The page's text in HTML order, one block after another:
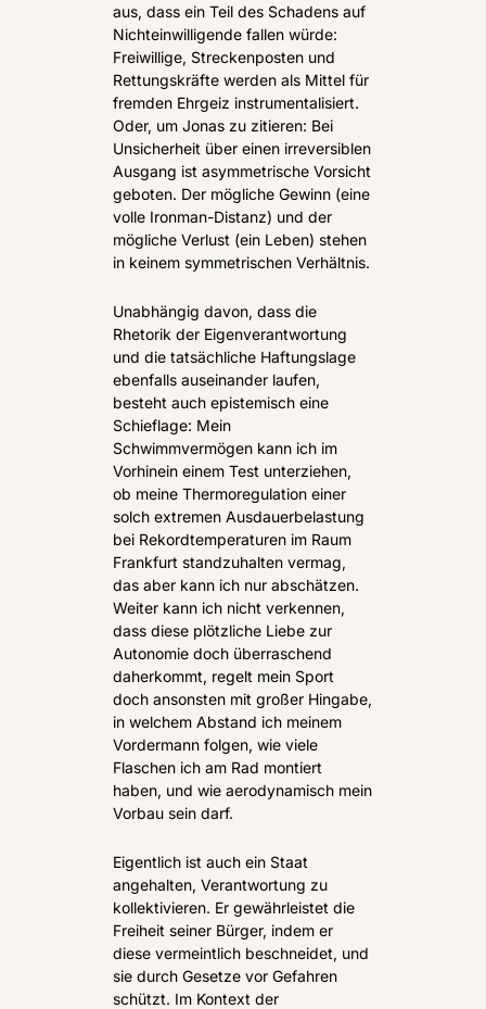
aus, dass ein Teil des Schadens auf
Nichteinwilligende fallen würde:
Freiwillige, Streckenposten und
Rettungskräfte werden als Mittel für
fremden Ehrgeiz instrumentalisiert.
Oder, um Jonas zu zitieren: Bei
Unsicherheit über einen irreversiblen
Ausgang ist asymmetrische Vorsicht
geboten. Der mögliche Gewinn (eine
volle Ironman-Distanz) und der
mögliche Verlust (ein Leben) stehen
in keinem symmetrischen Verhältnis.
Unabhängig davon, dass die
Rhetorik der Eigenverantwortung
und die tatsächliche Haftungslage
ebenfalls auseinander laufen,
besteht auch epistemisch eine
Schieflage: Mein
Schwimmvermögen kann ich im
Vorhinein einem Test unterziehen,
ob meine Thermoregulation einer
solch extremen Ausdauerbelastung
bei Rekordtemperaturen im Raum
Frankfurt standzuhalten vermag,
das aber kann ich nur abschätzen.
Weiter kann ich nicht verkennen,
dass diese plötzliche Liebe zur
Autonomie doch überraschend
daherkommt, regelt mein Sport
doch ansonsten mit großer Hingabe,
in welchem Abstand ich meinem
Vordermann folgen, wie viele
Flaschen ich am Rad montiert
haben, und wie aerodynamisch mein
Vorbau sein darf.
Eigentlich ist auch ein Staat
angehalten, Verantwortung zu
kollektivieren. Er gewährleistet die
Freiheit seiner Bürger, indem er
diese vermeintlich beschneidet, und
sie durch Gesetze vor Gefahren
schützt. Im Kontext der